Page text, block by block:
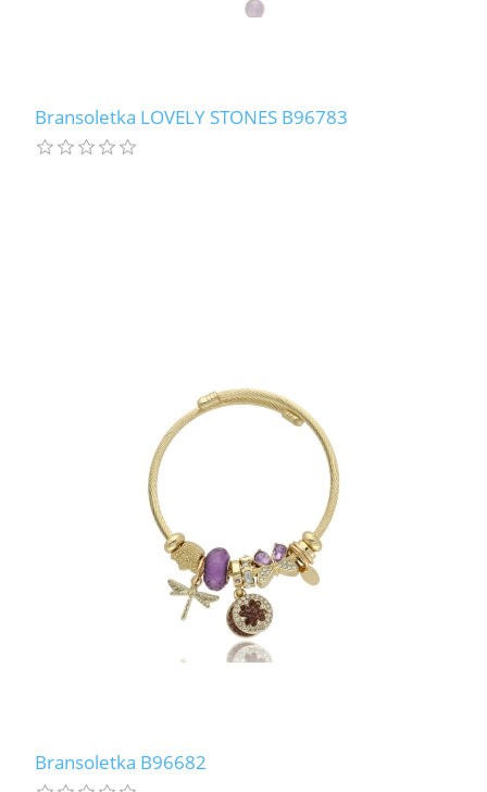
Bransoletka LOVELY STONES B96783
Bransoletka B96682